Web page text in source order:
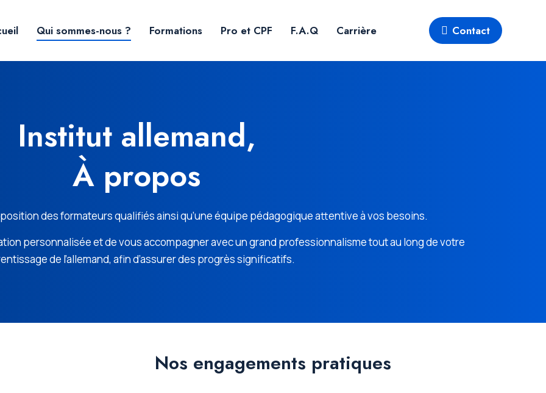
Qui sommes-nous ? Formations Pro et CPF F.A.Q Carrière Contact
Institut allemand,
À propos
des formateurs qualifiés ainsi qu’une équipe pédagogique attentive à vos besoins.
personnalisée et de vous accompagner avec un grand professionnalisme tout au long de votre
de l’allemand, afin d’assurer des progrès significatifs.
Nos engagements pratiques